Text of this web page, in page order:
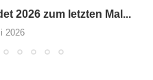
2026 zum letzten Mal...
2026